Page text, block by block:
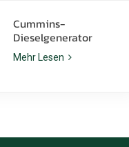
Cummins-
Dieselgenerator
6ZTAA13-G2 mit einer
Nennleistung von 425
Mehr Lesen